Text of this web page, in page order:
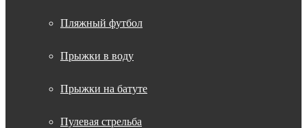
Пляжный футбол
Прыжки в воду
Прыжки на батуте
Пулевая стрельба